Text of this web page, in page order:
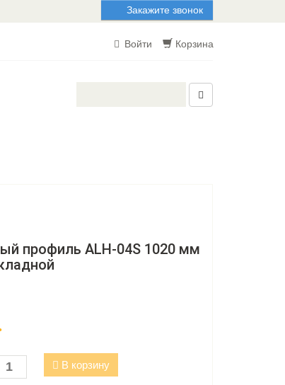
Закажите звонок
Войти Корзина
профиль ALH-04S 1020 мм
В корзину